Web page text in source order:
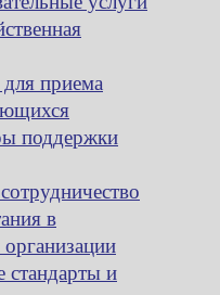
приема
поддержки
в
стандарты и